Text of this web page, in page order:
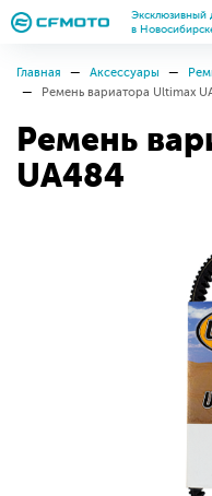
Эксклюзивный
в
Главная Аксессуары
Ремень вариатора Ultimax
Ремень
UA484